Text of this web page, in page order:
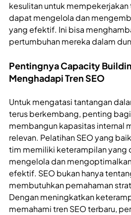
kesulitan untuk mempekerjakan
dapat mengelola dan
yang efektif. Ini bisa
pertumbuhan mereka dalam
Pentingnya Capacity
Menghadapi Tren SEO
Untuk mengatasi tantangan
terus berkembang, penting
membangun kapasitas internal
relevan. Pelatihan SEO yang
tim memiliki keterampilan yang
mengelola dan
efektif. SEO bukan hanya
membutuhkan pemahaman
Dengan meningkatkan
memahami tren SEO terbaru,